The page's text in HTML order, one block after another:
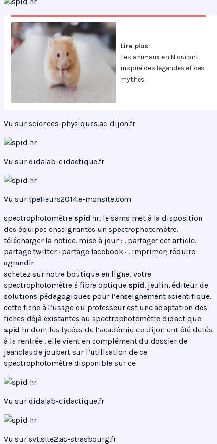
Lire plus
Les animaux en N qui ont
inspiré des légendes et des
mythes
Vu sur sciences-physiques.ac-dijon.fr
Vu sur didalab-didactique.fr
Vu sur tpefleurs2014.e-monsite.com
spectrophotomètre spid hr. le sams met à la disposition
des équipes enseignantes un spectrophotomètre.
télécharger la notice. mise à jour : . partager cet article.
partage twitter · partage facebook · . imprimer; réduire
agrandir
achetez sur notre boutique en ligne, votre
spectrophotomètre à fibre optique spid. jeulin, éditeur de
solutions pédagogiques pour l’enseignement scientifique.
cette fiche à l’usage du professeur est une adaptation des
fiches déjà existantes au spectrophotomètre didactique
spid hr dont les lycées de l’académie de dijon ont été dotés
à la rentrée . elle vient en complément du dossier de
jeanclaude joubert sur l’utilisation de ce
spectrophotomètre disponible sur ce
Vu sur didalab-didactique.fr
Vu sur svt.site2.ac-strasbourg.fr